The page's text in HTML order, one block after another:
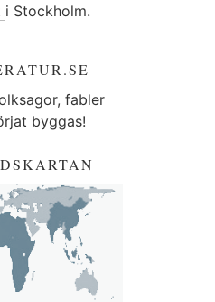
i Stockholm.
fabler
byggas!